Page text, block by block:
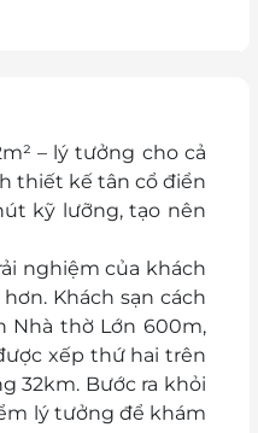
– lý tưởng cho cả
thiết kế tân cổ điển
kỹ lưỡng, tạo nên
nghiệm của khách
Khách sạn cách
Nhà thờ Lớn 600m,
xếp thứ hai trên
32km. Bước ra khỏi
lý tưởng để khám